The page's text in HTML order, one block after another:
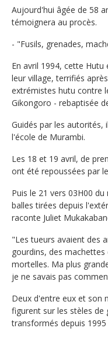
Aujourd'hui âgée de 58
témoignera au procès.
- "Fusils, grenades,
En avril 1994, cette
leur village, terrifiés
extrémistes hutu contre
Gikongoro - rebaptisée
Guidés par les autorités,
l'école de Murambi.
Les 18 et 19 avril, de
ont été repoussées par
Puis le 21 vers 03H00
balles tirées depuis
raconte Juliet
"Les tueurs avaient des
gourdins, des
mortelles. Ma plus
je ne savais pas
Deux d'entre eux et son
figurent sur les stèles de
transformés depuis